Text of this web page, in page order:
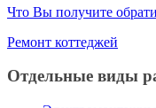
Что Вы получите
Ремонт коттеджей
Отдельные виды